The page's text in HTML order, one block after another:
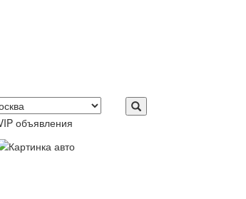
объявления